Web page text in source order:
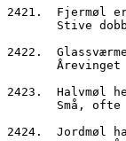
2421.  Fjermøl
2422.
2423.  Halvmøl
2424.  Jordmøl